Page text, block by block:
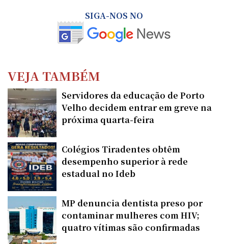
SIGA-NOS NO
VEJA TAMBÉM
Servidores da educação de Porto
Velho decidem entrar em greve na
próxima quarta-feira
Colégios Tiradentes obtêm
desempenho superior à rede
estadual no Ideb
MP denuncia dentista preso por
contaminar mulheres com HIV;
quatro vítimas são confirmadas